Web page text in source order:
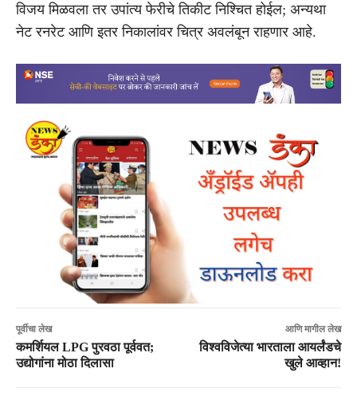
विजय मिळवला तर उपांत्य फेरीचे तिकीट निश्चित होईल; अन्यथा
नेट रनरेट आणि इतर निकालांवर चित्र अवलंबून राहणार आहे.
पूर्वीचा लेख
कमर्शियल LPG पुरवठा पूर्ववत;
उद्योगांना मोठा दिलासा
आणि मागील लेख
विश्वविजेत्या भारताला आयर्लंडचे
खुले आव्हान!